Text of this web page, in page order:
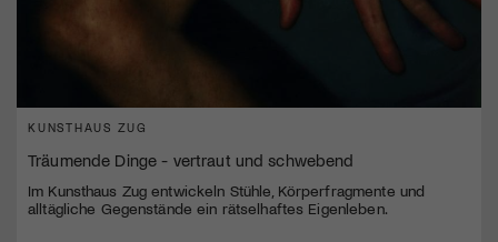
KUNSTHAUS ZUG
Träumende Dinge - vertraut und schwebend
Im Kunsthaus Zug entwickeln Stühle, Körperfragmente und
alltägliche Gegenstände ein rätselhaftes Eigenleben.